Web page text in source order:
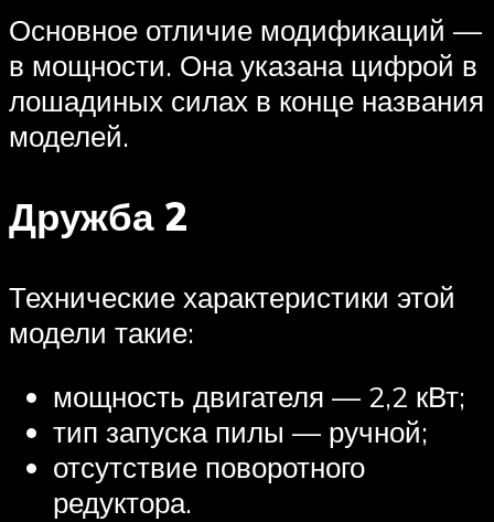
Основное отличие модификаций —
в мощности. Она указана цифрой в
лошадиных силах в конце названия
моделей.
Дружба 2
Технические характеристики этой
модели такие:
мощность двигателя — 2,2 кВт;
тип запуска пилы — ручной;
отсутствие поворотного
редуктора.